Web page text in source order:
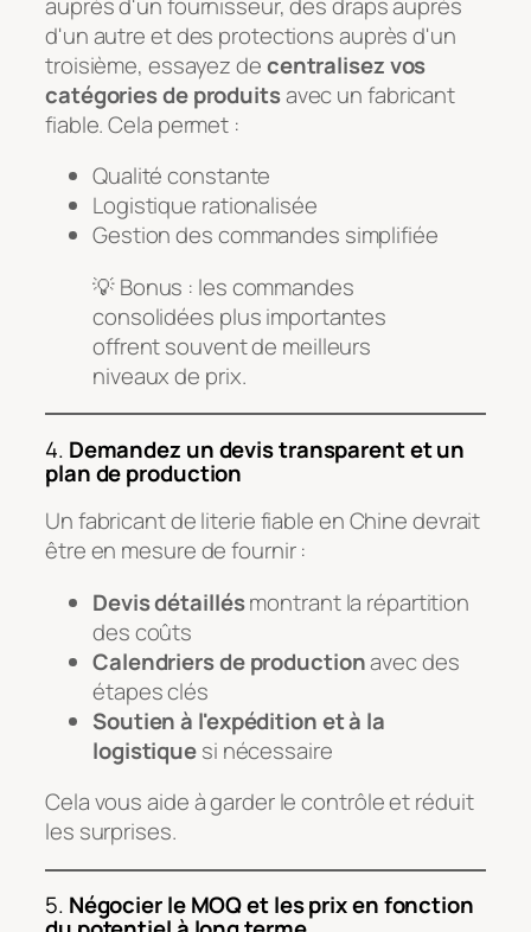
d'un autre et des protections auprès d'un
troisième, essayez decentralisez vos
catégories de produitsavec un fabricant
fiable. Cela permet :
Qualité constante
Logistique rationalisée
Gestion des commandes simplifiée
💡 Bonus : les commandes
consolidées plus importantes
offrent souvent de meilleurs
niveaux de prix.
4. Demandez un devis transparent et un
plan de production
Un fabricant de literie fiable en Chine devrait
être en mesure de fournir :
Devis détaillésmontrant la répartition
des coûts
Calendriers de productionavec des
étapes clés
Soutien à l'expédition et à la
logistiquesi nécessaire
Cela vous aide à garder le contrôle et réduit
les surprises.
5. Négocier le MOQ et les prix en fonction